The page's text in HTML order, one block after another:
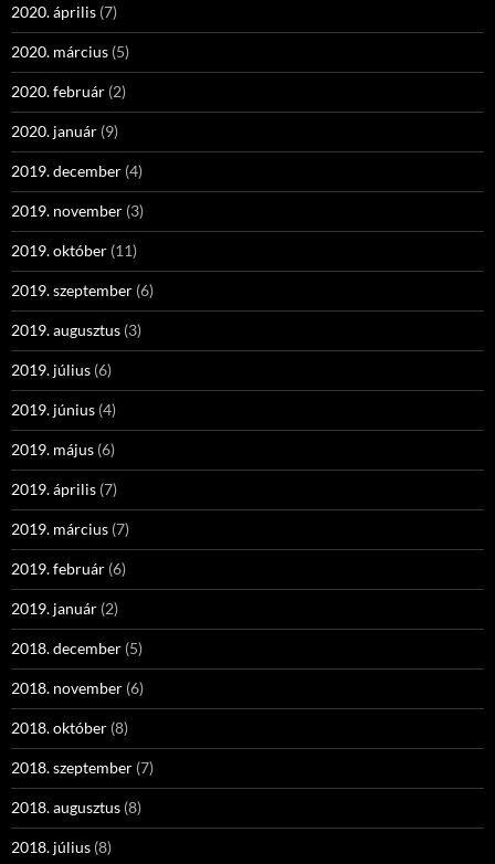
2020. április (7)
2020. március (5)
2020. február (2)
2020. január (9)
2019. december (4)
2019. november (3)
2019. október (11)
2019. szeptember (6)
2019. augusztus (3)
2019. július (6)
2019. június (4)
2019. május (6)
2019. április (7)
2019. március (7)
2019. február (6)
2019. január (2)
2018. december (5)
2018. november (6)
2018. október (8)
2018. szeptember (7)
2018. augusztus (8)
2018. július (8)